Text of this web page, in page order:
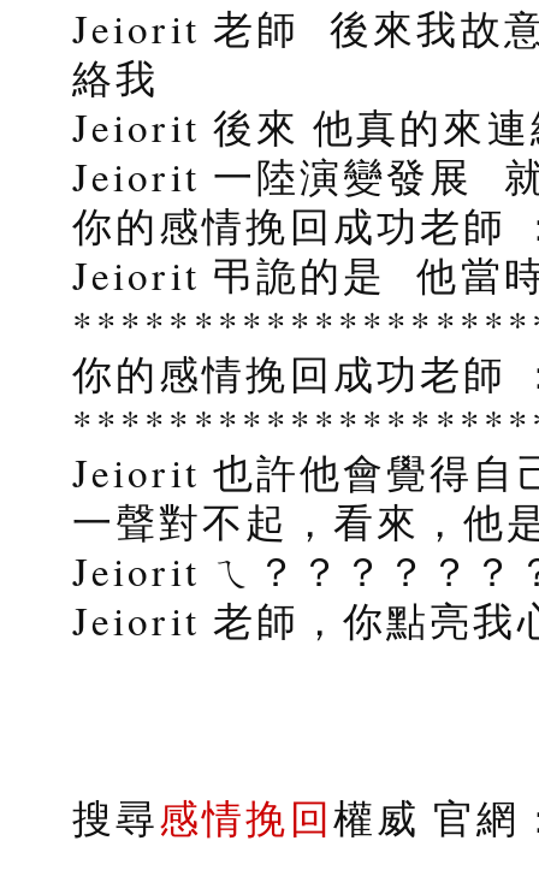
Jeiorit 老師 後來我故
絡我
Jeiorit 後來 他真的來
Jeiorit 一陸演變發展
你的感情挽回成功老
Jeiorit 弔詭的是 他當
你的感情挽回成功老師
Jeiorit 也許他會覺得
一聲對不起，看來，他
Jeiorit ㄟ？？？？？？
Jeiorit 老師，你點亮我
搜尋感情挽回權威 官網